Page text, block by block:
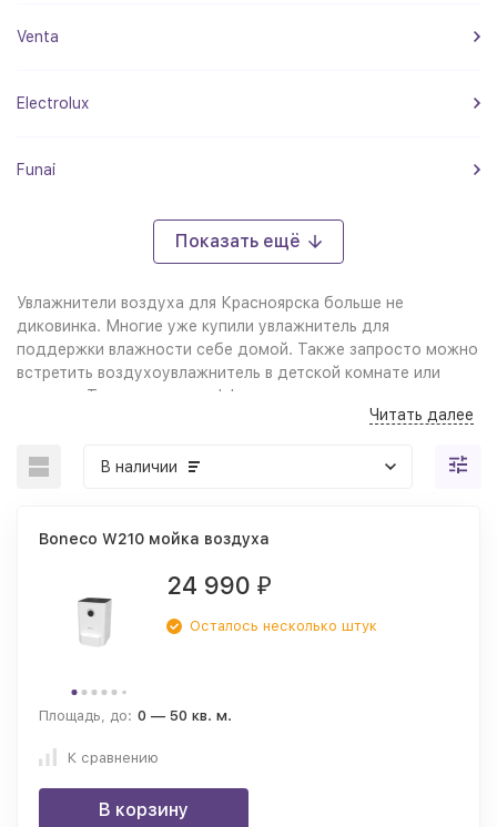
Venta
Electrolux
Funai
Показать ещё
Увлажнители воздуха для Красноярска больше не
диковинка. Многие уже купили увлажнитель для
поддержки влажности себе домой. Также запросто можно
встретить воздухоувлажнитель в детской комнате или
спальне. Те, кто оценил эффект от увлажнения, покупают
Безусловно,
сомневающихся в том, что воздух зимой нужно увлажнять.
Многие уже убедились, насколько работа этого прибора
Увлажнение воздуха: здоровье + комфорт!
Читать далее
В наличии
Boneco W210 мойка воздуха
24 990 ₽
Осталось несколько штук
Площадь, до: 0 — 50 кв. м.
К сравнению
В корзину